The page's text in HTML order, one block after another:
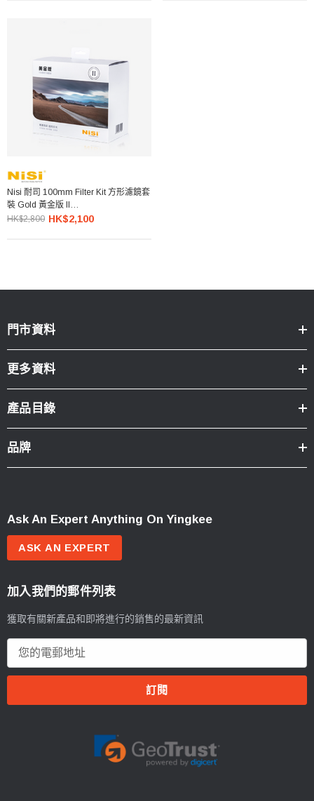
Nisi 耐司 100mm Filter Kit 方形濾鏡套
裝 Gold 黃金版 II
(GND8+ND64+ND1000+便攜包)
HK$2,800 HK$2,100
門市資料
更多資料
產品目錄
品牌
Ask An Expert Anything On Yingkee
ASK AN EXPERT
加入我們的郵件列表
獲取有關新產品和即將進行的銷售的最新資訊
郵